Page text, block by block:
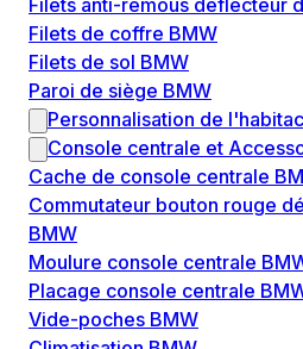
Filets anti-remous déflecteur
Filets de coffre BMW
Filets de sol BMW
Paroi de siège BMW
Personnalisation de
Console centrale et
Cache de console centrale
Commutateur bouton rouge
BMW
Moulure console centrale
Placage console centrale
Vide-poches BMW